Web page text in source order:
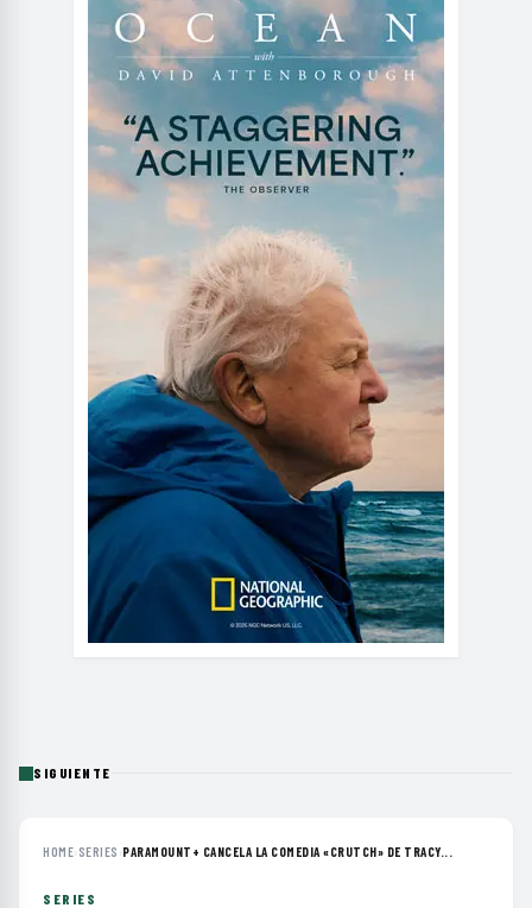
SIGUIENTE
HOME› SERIES ›PARAMOUNT+ CANCELA LA COMEDIA «CRUTCH» DE TRACY...
SERIES